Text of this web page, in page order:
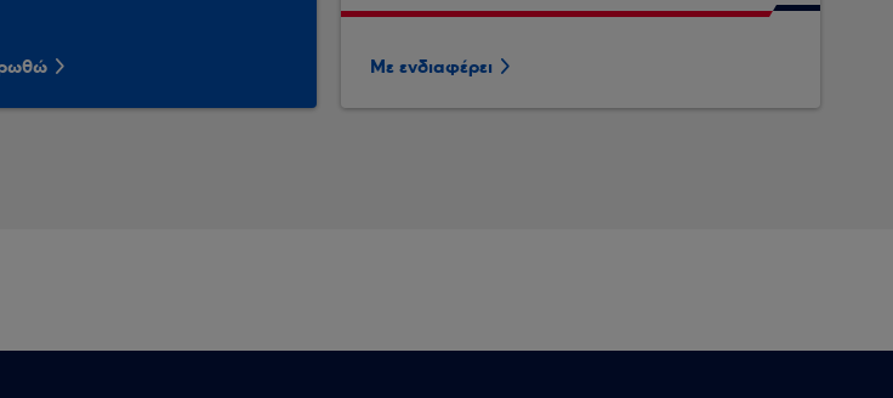
Με ενδιαφέρει